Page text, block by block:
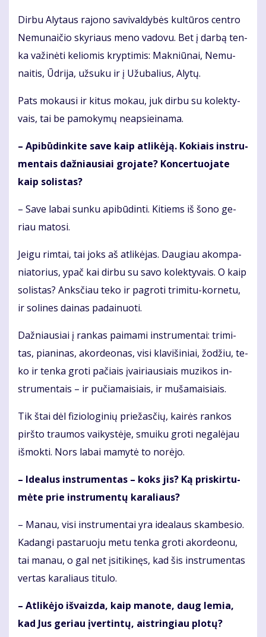
Dir­bu Aly­taus ra­jo­no sa­vi­val­dy­bės kul­tū­ros cen­tro
Ne­mu­nai­čio sky­riaus me­no va­do­vu. Bet į dar­bą ten­
ka va­ži­nė­ti ke­lio­mis kryp­ti­mis: Mak­niū­nai, Ne­mu­
nai­tis, Ūd­ri­ja, už­su­ku ir į Užu­ba­lius, Aly­tų.
Pats mo­kau­si ir ki­tus mo­kau, juk dir­bu su ko­lek­ty­
vais, tai be pa­mo­ky­mų neap­si­ei­na­ma.
– Api­bū­din­ki­te sa­ve kaip at­li­kė­ją. Ko­kiais in­stru­
men­tais daž­niau­siai gro­ja­te? Kon­cer­tuo­ja­te
kaip so­lis­tas?
– Sa­ve la­bai sun­ku api­bū­din­ti. Ki­tiems iš šo­no ge­
riau ma­to­si.
Jei­gu rim­tai, tai joks aš at­li­kė­jas. Dau­giau akom­pa­
nia­to­rius, ypač kai dir­bu su sa­vo ko­lek­ty­vais. O kaip
so­lis­tas? Anks­čiau te­ko ir pa­gro­ti tri­mi­tu-kor­ne­tu,
ir so­li­nes dai­nas pa­dai­nuo­ti.
Daž­niau­siai į ran­kas pa­ima­mi in­stru­men­tai: tri­mi­
tas, pia­ni­nas, akor­de­o­nas, vi­si kla­vi­ši­niai, žo­džiu, te­
ko ir ten­ka gro­ti pa­čiais įvai­riau­siais mu­zi­kos in­
stru­men­tais – ir pu­čia­mai­siais, ir mu­ša­mai­siais.
Tik štai dėl fi­zio­lo­gi­nių prie­žas­čių, kai­rės ran­kos
pirš­to trau­mos vai­kys­tė­je, smui­ku gro­ti ne­ga­lė­jau
iš­mok­ti. Nors la­bai ma­my­tė to no­rė­jo.
– Ide­a­lus in­stru­men­tas – koks jis? Ką pri­skir­tu­
mė­te prie in­stru­men­tų ka­ra­liaus?
– Ma­nau, vi­si in­stru­men­tai yra ide­a­laus skam­be­sio.
Ka­dan­gi pas­ta­ruo­ju me­tu ten­ka gro­ti akor­de­o­nu,
tai ma­nau, o gal net įsi­ti­ki­nęs, kad šis in­stru­men­tas
ver­tas ka­ra­liaus ti­tu­lo.
– At­li­kė­jo iš­vaiz­da, kaip ma­no­te, daug le­mia,
kad Jus ge­riau įver­tin­tų, aist­rin­giau plo­tų?